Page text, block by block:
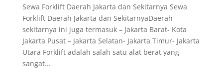
Sewa Forklift Daerah Jakarta dan Sekitarnya Sewa
Forklift Daerah Jakarta dan SekitarnyaDaerah
sekitarnya ini juga termasuk – Jakarta Barat- Kota
Jakarta Pusat – Jakarta Selatan- Jakarta Timur- Jakarta
Utara Forklift adalah salah satu alat berat yang
sangat...